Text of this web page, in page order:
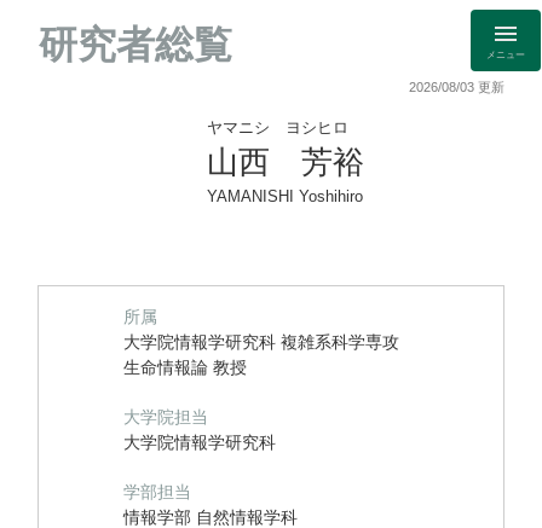
研究者総覧 メニュー
2026/08/03 更新
ヤマニシ ヨシヒロ
山西 芳裕
YAMANISHI Yoshihiro
所属
大学院情報学研究科 複雑系科学専攻
生命情報論 教授
大学院担当
大学院情報学研究科
学部担当
情報学部 自然情報学科